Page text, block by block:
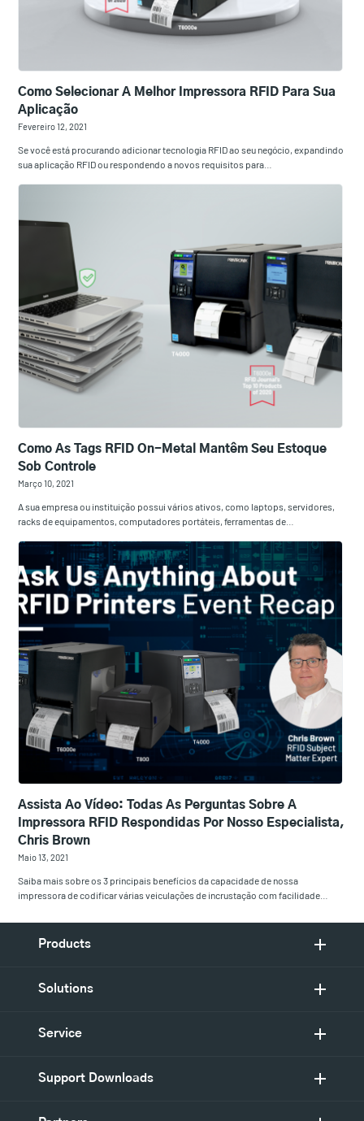
Como Selecionar A Melhor Impressora RFID Para Sua
Aplicação
Fevereiro 12, 2021
Se você está procurando adicionar tecnologia RFID ao seu negócio, expandindo
sua aplicação RFID ou respondendo a novos requisitos para…
Como As Tags RFID On-Metal Mantêm Seu Estoque
Sob Controle
Março 10, 2021
A sua empresa ou instituição possui vários ativos, como laptops, servidores,
racks de equipamentos, computadores portáteis, ferramentas de…
Assista Ao Vídeo: Todas As Perguntas Sobre A
Impressora RFID Respondidas Por Nosso Especialista,
Chris Brown
Maio 13, 2021
Saiba mais sobre os 3 principais benefícios da capacidade de nossa
impressora de codificar várias veiculações de incrustação com facilidade…
Products
Solutions
Service
Support Downloads